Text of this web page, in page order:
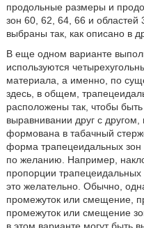
продольные размеры и
зон 60, 62, 64, 66 и областей
выбраны так, как описано в
В еще одном варианте
используются
материала, а именно, по
здесь, в общем,
расположены так, чтобы
выравнивании друг с другом,
формована в табачный
форма трапецеидальных
по желанию. Например,
пропорции трапецеидальных
это желательно. Обычно,
промежуток или смещение,
промежуток или смещение
в этом варианте могут быть